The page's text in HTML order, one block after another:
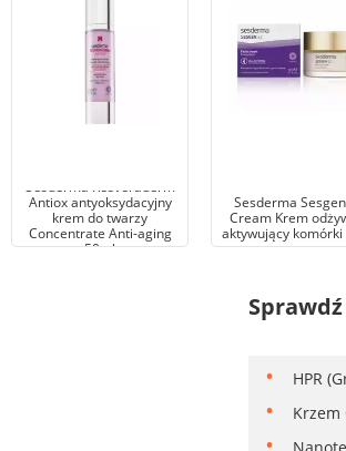
Sesderma Resveraderm
Antiox antyoksydacyjny
krem do twarzy
Concentrate Anti-aging
50ml
Sesderma
Cream Krem
aktywujący komórki
HPR